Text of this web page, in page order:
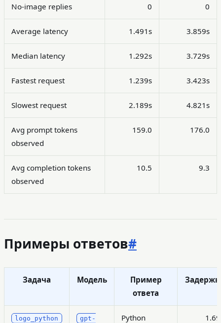
No-image replies 0 0
Average latency 1.491s 3.859s
Median latency 1.292s 3.729s
Fastest request 1.239s 3.423s
Slowest request 2.189s 4.821s
Avg prompt tokens
observed
159.0 176.0
Avg completion tokens
observed
10.5 9.3
Примеры ответов#
Задача Модель
Пример
ответа
logo_python
gpt-
Python